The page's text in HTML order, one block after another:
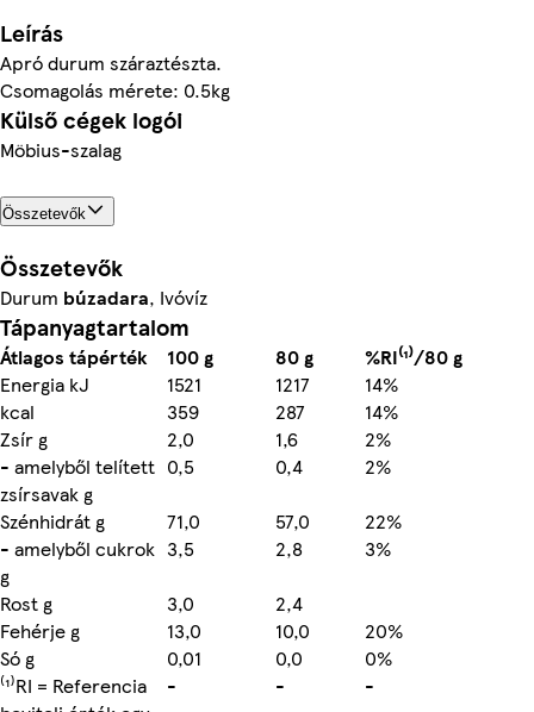
Leírás
Apró durum száraztészta.
Csomagolás mérete: 0.5kg
Külső cégek logói
Möbius-szalag
Összetevők
Összetevők
Durum búzadara, Ivóvíz
Tápanyagtartalom
Átlagos tápérték 100 g 80 g
%RI⁽¹⁾/80 g
Energia kJ
1521 1217
14%
kcal
359 287
14%
Zsír g
2,0 1,6
2%
- amelyből telített
zsírsavak g
0,5 0,4
2%
Szénhidrát g
71,0 57,0
22%
- amelyből cukrok
g
3,5 2,8
3%
Rost g
3,0
2,4
Fehérje g
13,0 10,0
20%
Só g
0,01 0,0
0%
⁽¹⁾RI = Referencia
- - -